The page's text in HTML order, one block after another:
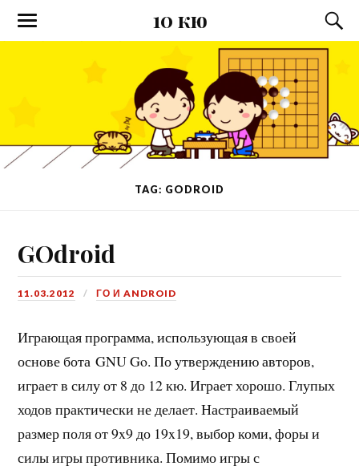
10 кю
TAG: GODROID
GOdroid
11.03.2012 ГО И ANDROID
Играющая программа, использующая в своей
основе бота GNU Go. По утверждению авторов,
играет в силу от 8 до 12 кю. Играет хорошо. Глупых
ходов практически не делает. Настраиваемый
размер поля от 9x9 до 19x19, выбор коми, форы и
силы игры противника. Помимо игры с